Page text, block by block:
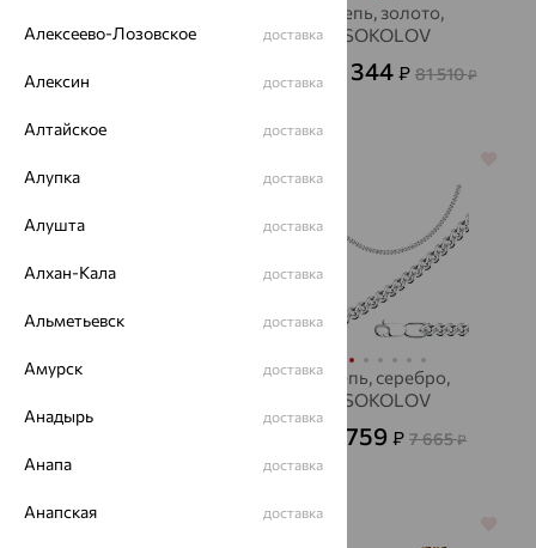
SOKOLOV
Цепь, золото,
SOKOLOV
29 344 ₽ 81 510₽
Цепь, серебро,
SOKOLOV
2 759₽ 7 665₽
64%
Алексеево-Лозовское доставка
Алексин доставка
Алтайское доставка
Алупка доставка
Алушта доставка
Алхан-Кала доставка
Альметьевск доставка
Амурск доставка
Анадырь доставка
Анапа доставка
Анапская доставка